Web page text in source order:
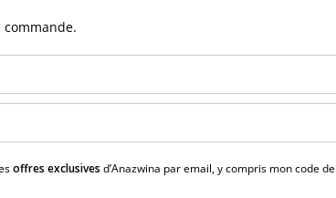
offres exclusives d’Anazwina par email, y compris mon code de